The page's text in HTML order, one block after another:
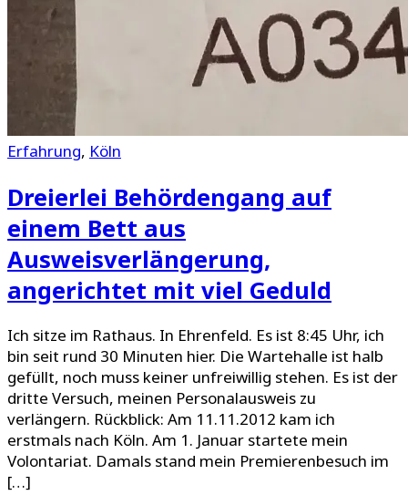
Erfahrung, Köln
Dreierlei Behördengang auf
einem Bett aus
Ausweisverlängerung,
angerichtet mit viel Geduld
Ich sitze im Rathaus. In Ehrenfeld. Es ist 8:45 Uhr, ich
bin seit rund 30 Minuten hier. Die Wartehalle ist halb
gefüllt, noch muss keiner unfreiwillig stehen. Es ist der
dritte Versuch, meinen Personalausweis zu
verlängern. Rückblick: Am 11.11.2012 kam ich
erstmals nach Köln. Am 1. Januar startete mein
Volontariat. Damals stand mein Premierenbesuch im
[…]